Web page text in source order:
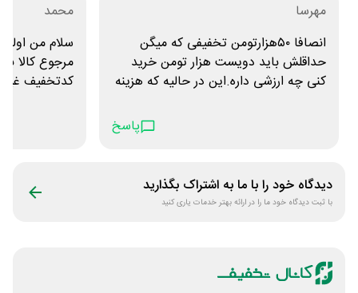
مهرسا
انصافا ۵۰هزارتومن تخفیفی که میگن
حداقلش باید دویست هزار تومن خرید
کنی چه ارزشی داره.این در حالیه که هزینه
هم هست ،که جنس های هستن یا فروش
خیلی کمتری دارن یا تاریخ، سود بیشتری
افق کوروش از برند های مختلف موجود
کنید و مثل همیشه فقط بیست درصد
پاسخ
محمد
سلام من
مرجوع کالا
کدتخفیف غیر
دیدگاه خود را با ما به اشتراک بگذارید
با ثبت دیدگاه خود ما را در ارائه بهتر خدمات یاری کنید